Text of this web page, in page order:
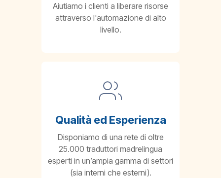
Aiutiamo i clienti a liberare risorse
attraverso l'automazione di alto
livello.
Qualità ed Esperienza
Disponiamo di una rete di oltre
25.000 traduttori madrelingua
esperti in un’ampia gamma di settori
(sia interni che esterni).